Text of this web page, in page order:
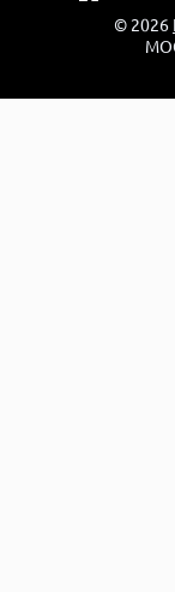
© 2026